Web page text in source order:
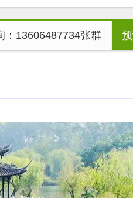
：13606487734张群